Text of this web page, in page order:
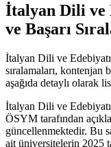
İtalyan Dili ve
ve Başarı
İtalyan Dili ve Edebiyatı
sıralamaları,
aşağıda detaylı olarak
İtalyan Dili ve Edebiyatı
ÖSYM tarafından
güncellenmektedir. Bu
ait üniversitelerin 2025